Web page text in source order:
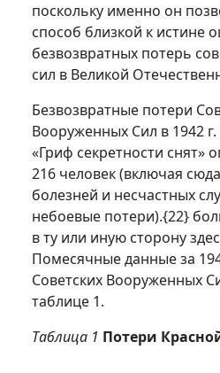
поскольку именно он
способ близкой к истине
безвозвратных потерь
сил в Великой
Безвозвратные потери
Вооруженных Сил в 1942
«Гриф секретности снят»
216 человек (включая
болезней и несчастных
небоевые потери).{22}
в ту или иную сторону
Помесячные данные за
Советских Вооруженных
таблице 1.
Таблица 1 Потери